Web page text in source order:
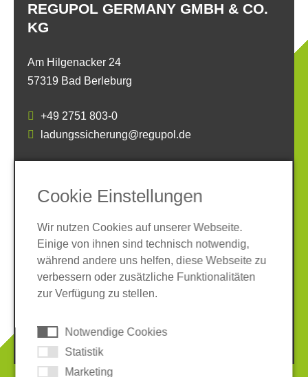
REGUPOL GERMANY GMBH & CO.
KG
Am Hilgenacker 24
57319 Bad Berleburg
+49 2751 803-0
ladungssicherung@regupol.de
SOCIAL MEDIA
Impressum
Datenschutz
Hinweisgeber-System
© 2026 REGUPOL Germany GmbH & Co. KG
Cookie Einstellungen
Wir nutzen Cookies auf unserer Webseite.
Einige von ihnen sind technisch notwendig,
während andere uns helfen, diese Webseite zu
verbessern oder zusätzliche Funktionalitäten
zur Verfügung zu stellen.
Notwendige Cookies
Statistik
Marketing